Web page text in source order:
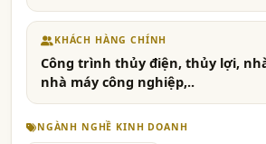
KHÁCH HÀNG CHÍNH
Công trình thủy điện, thủy lợi,
nhà máy công nghiệp,..
NGÀNH NGHỀ KINH DOANH